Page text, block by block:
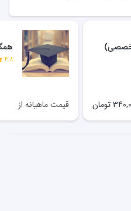
تومان
4.8
قیمت ماهیانه از